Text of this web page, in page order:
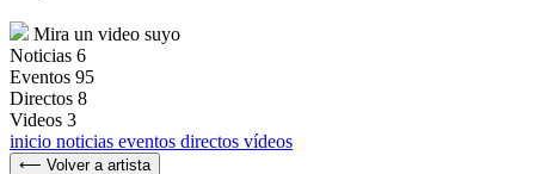
Mira un video suyo
Noticias 6
Eventos 95
Directos 8
Videos 3
inicio noticias eventos directos vídeos
⟵ Volver a artista